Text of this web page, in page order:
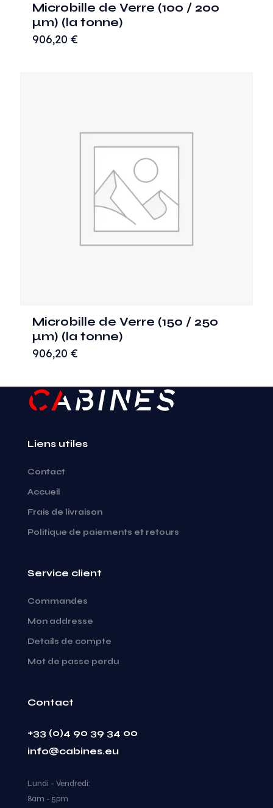
Microbille de Verre (100 / 200
µm) (la tonne)
906,20 €
Microbille de Verre (150 / 250
µm) (la tonne)
906,20 €
Liens utiles
Contact
Accueil
Frais de livraison
Politique de paiements et retours
Service client
Commandes
Mon addresse
Details de compte
Mot de passe perdu
Contact
+33 (0)4 90 39 34 00
info@cabines.eu
Lundi - Vendredi:
8am - 5pm